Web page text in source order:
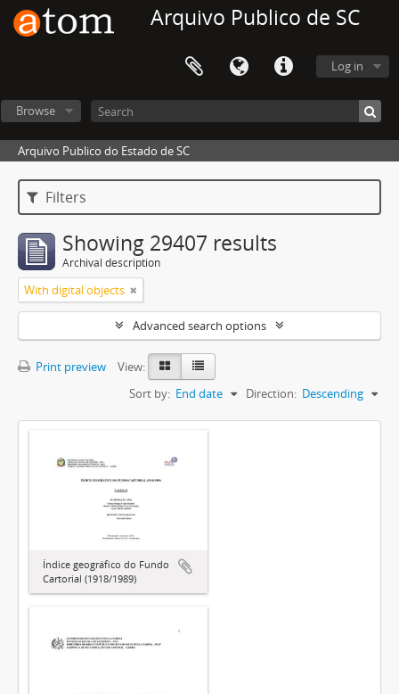
Arquivo Publico de SC
Log in
Browse
Arquivo Publico do Estado de SC
Filters
Showing 29407 results
Archival description
With digital objects
Advanced search options
Print preview
View:
Sort by: End date Direction: Descending
Índice geográfico do Fundo
Cartorial (1918/1989)